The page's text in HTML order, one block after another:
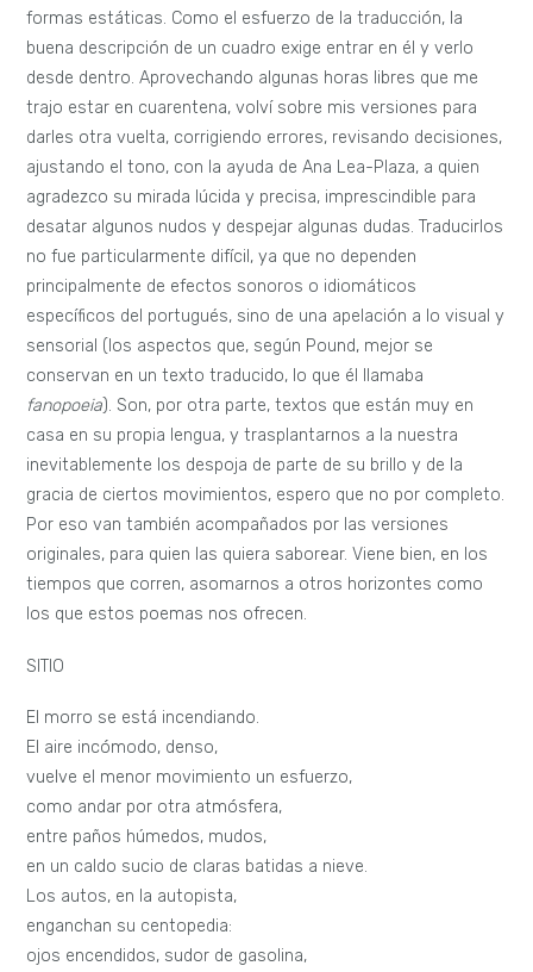
formas estáticas. Como el esfuerzo de la traducción, la
buena descripción de un cuadro exige entrar en él y verlo
desde dentro. Aprovechando algunas horas libres que me
trajo estar en cuarentena, volví sobre mis versiones para
darles otra vuelta, corrigiendo errores, revisando decisiones,
ajustando el tono, con la ayuda de Ana Lea-Plaza, a quien
agradezco su mirada lúcida y precisa, imprescindible para
desatar algunos nudos y despejar algunas dudas. Traducirlos
no fue particularmente difícil, ya que no dependen
principalmente de efectos sonoros o idiomáticos
específicos del portugués, sino de una apelación a lo visual y
sensorial (los aspectos que, según Pound, mejor se
conservan en un texto traducido, lo que él llamaba
fanopoeia). Son, por otra parte, textos que están muy en
casa en su propia lengua, y trasplantarnos a la nuestra
inevitablemente los despoja de parte de su brillo y de la
gracia de ciertos movimientos, espero que no por completo.
Por eso van también acompañados por las versiones
originales, para quien las quiera saborear. Viene bien, en los
tiempos que corren, asomarnos a otros horizontes como
los que estos poemas nos ofrecen.
SITIO
El morro se está incendiando.
El aire incómodo, denso,
vuelve el menor movimiento un esfuerzo,
como andar por otra atmósfera,
entre paños húmedos, mudos,
en un caldo sucio de claras batidas a nieve.
Los autos, en la autopista,
enganchan su centopedia:
ojos encendidos, sudor de gasolina,